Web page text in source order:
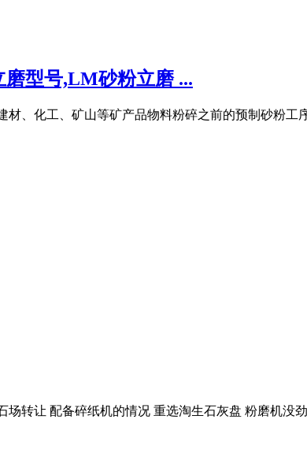
型号,LM砂粉立磨 ...
、化工、矿山等矿产品物料粉碎之前的预制砂粉工
转让 配备碎纸机的情况 重选淘生石灰盘 粉磨机